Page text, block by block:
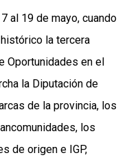
al 19 de mayo, cuando
la tercera
Oportunidades en el
la Diputación de
de la provincia, los
los
de origen e IGP,